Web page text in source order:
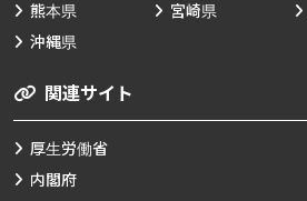
熊本県
宮崎県
沖縄県
関連サイト
厚生労働省
内閣府